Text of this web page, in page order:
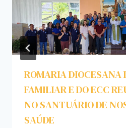
ROMARIA DIOCESANA
FAMILIAR E DO ECC
NO SANTUÁRIO DE
SAÚDE